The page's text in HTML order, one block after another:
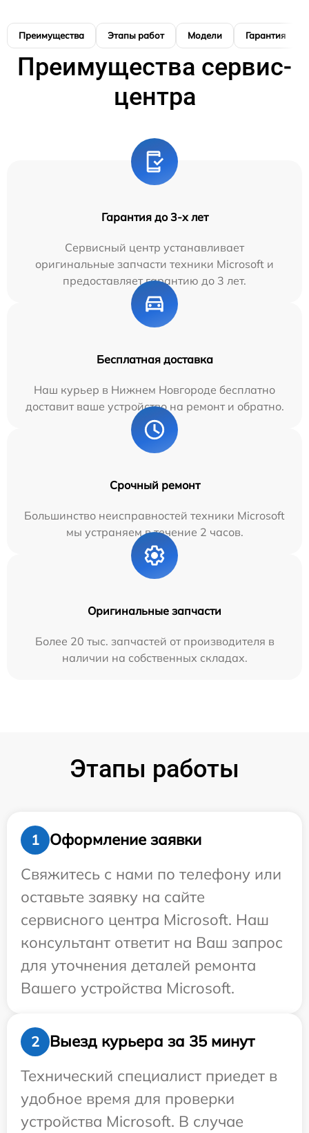
Преимущества Этапы работ Модели Гарантия
Преимущества сервис-
центра
Гарантия до 3-х лет
Сервисный центр устанавливает
оригинальные запчасти техники Microsoft и
предоставляет гарантию до 3 лет.
Бесплатная доставка
Наш курьер в Нижнем Новгороде бесплатно
доставит ваше устройство на ремонт и обратно.
Срочный ремонт
Большинство неисправностей техники Microsoft
мы устраняем в течение 2 часов.
Оригинальные запчасти
Более 20 тыс. запчастей от производителя в
наличии на собственных складах.
Этапы работы
1
Оформление заявки
Свяжитесь с нами по телефону или
оставьте заявку на сайте
сервисного центра Microsoft. Наш
консультант ответит на Ваш запрос
для уточнения деталей ремонта
Вашего устройства Microsoft.
2
Выезд курьера за 35 минут
Технический специалист приедет в
удобное время для проверки
устройства Microsoft. В случае